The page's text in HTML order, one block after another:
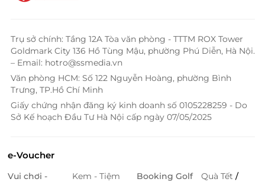
Trụ sở chính: Tầng 12A Tòa văn phòng - TTTM ROX Tower
Goldmark City 136 Hồ Tùng Mậu, phường Phú Diễn, Hà Nội.
– Email: hotro@ssmedia.vn
Văn phòng HCM: Số 122 Nguyễn Hoàng, phường Bình
Trưng, TP.Hồ Chí Minh
Giấy chứng nhận đăng ký kinh doanh số 0105228259 - Do
Sở Kế hoạch Đầu Tư Hà Nội cấp ngày 07/05/2025
e-Voucher
Vui chơi -
Kem - Tiệm
Booking Golf
Quà Tết/